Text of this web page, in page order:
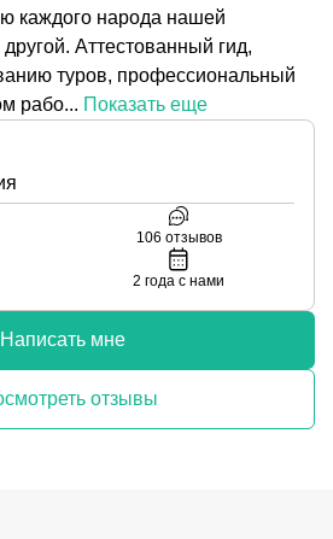
каждого народа нашей
другой. Аттестованный гид,
туров, профессиональный
рабо... Показать еще
106 отзывов
2 года с нами
Написать мне
отзывы